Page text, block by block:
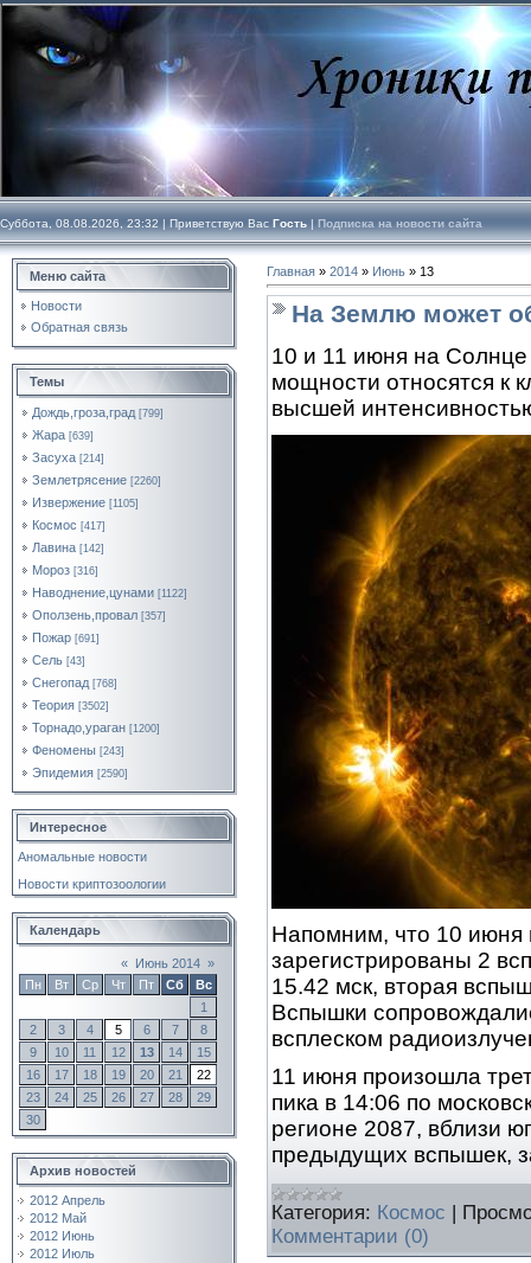
Суббота, 08.08.2026, 23:32 | Приветствую Вас Гость | Подписка на новости сайта
Меню сайта
Новости
Обратная связь
Темы
Дождь,гроза,град [799]
Жара [639]
Засуха [214]
Землетрясение [2260]
Извержение [1105]
Космос [417]
Лавина [142]
Мороз [316]
Наводнение,цунами [1122]
Оползень,провал [357]
Пожар [691]
Сель [43]
Снегопад [768]
Теория [3502]
Торнадо,ураган [1200]
Феномены [243]
Эпидемия [2590]
Интересное
Аномальные новости
Новости криптозоологии
Календарь
« Июнь 2014 »
Пн
Вт Ср Чт Пт Сб
Вс
1
2
3 4 5 6 7
8
9
10 11 12 13 14
15
16
17 18 19 20 21
22
23
24 25 26 27 28
29
30
Архив новостей
2012 Апрель
2012 Май
2012 Июнь
2012 Июль
Главная » 2014 » Июнь » 13
На Землю может
10 и 11 июня на
мощности относятся к
высшей
Напомним, что 10 июня
зарегистрированы 2
15.42 мск, вторая
Вспышки
всплеском
11 июня произошла
пика в 14:06 по
регионе 2087, вблизи
предыдущих вспышек,
Категория: Космос |
Комментарии (0)